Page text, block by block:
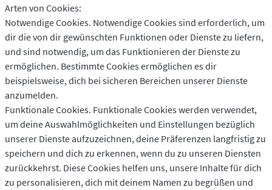
Arten von Cookies:
Notwendige Cookies. Notwendige Cookies sind erforderlich, um
dir die von dir gewünschten Funktionen oder Dienste zu liefern,
und sind notwendig, um das Funktionieren der Dienste zu
ermöglichen. Bestimmte Cookies ermöglichen es dir
beispielsweise, dich bei sicheren Bereichen unserer Dienste
anzumelden.
Funktionale Cookies. Funktionale Cookies werden verwendet,
um deine Auswahlmöglichkeiten und Einstellungen bezüglich
unserer Dienste aufzuzeichnen, deine Präferenzen langfristig zu
speichern und dich zu erkennen, wenn du zu unseren Diensten
zurückkehrst. Diese Cookies helfen uns, unsere Inhalte für dich
zu personalisieren, dich mit deinem Namen zu begrüßen und